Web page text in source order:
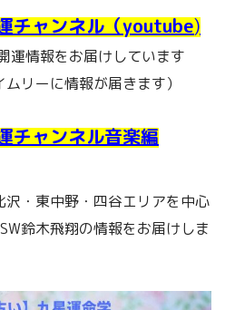
チャンネル（youtube)
運情報をお届けしています
リーに情報が届きます）
チャンネル音楽編
沢・東中野・四谷エリアを中心
鈴木飛翔の情報をお届けしま